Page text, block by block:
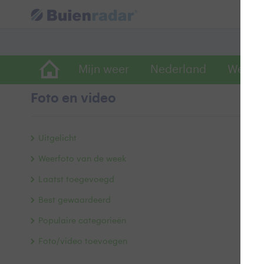
Mijn weer Nederland
Foto en video
Uitgelicht
Weerfoto van de week
Laatst toegevoegd
Best gewaardeerd
Populaire categorieën
Foto/video toevoegen